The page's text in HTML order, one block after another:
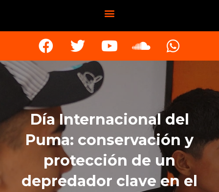
Día Internacional del
Puma: conservación y
protección de un
depredador clave en el